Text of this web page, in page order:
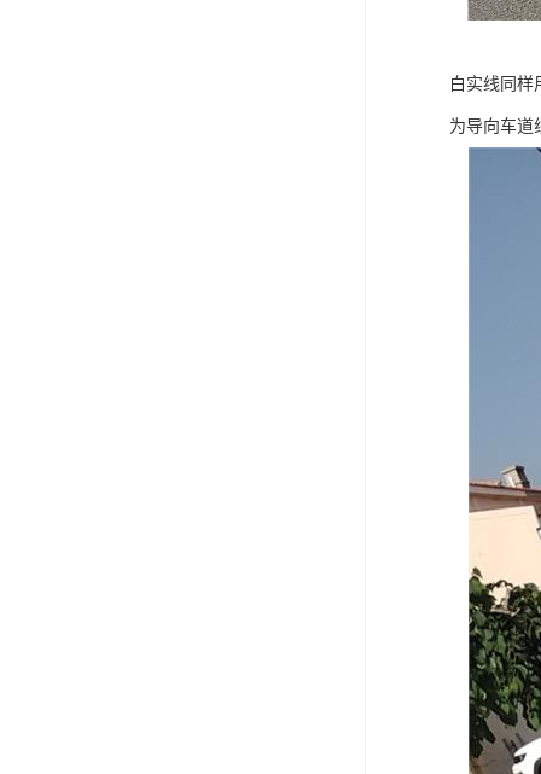
白实线同样
为导向车道